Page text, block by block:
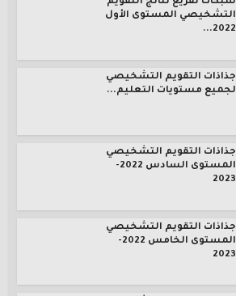
شبكات تفريغ نتائج التقويم
التشخيصي المستوى الأول
2022...
جذاذات التقويم التشخيصي
لجميع مستويات التعليم...
جذاذات التقويم التشخيصي
المستوى السادس 2022-
2023
جذاذات التقويم التشخيصي
المستوى الخامس 2022-
2023